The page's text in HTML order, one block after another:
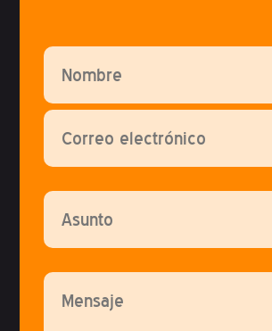
Por favor, deja este campo vacío.